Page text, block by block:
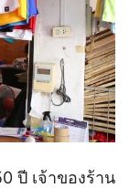
ปี เจ้าของร้าน